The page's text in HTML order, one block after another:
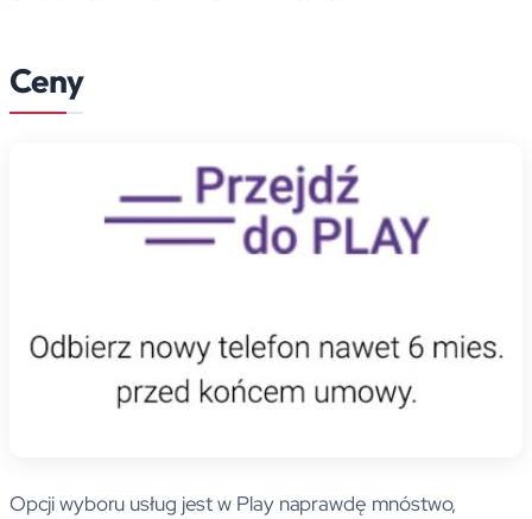
Ceny
Opcji wyboru usług jest w Play naprawdę mnóstwo,